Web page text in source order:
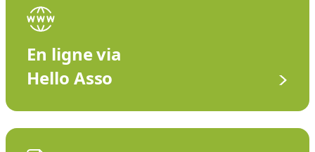
En ligne via
Hello Asso